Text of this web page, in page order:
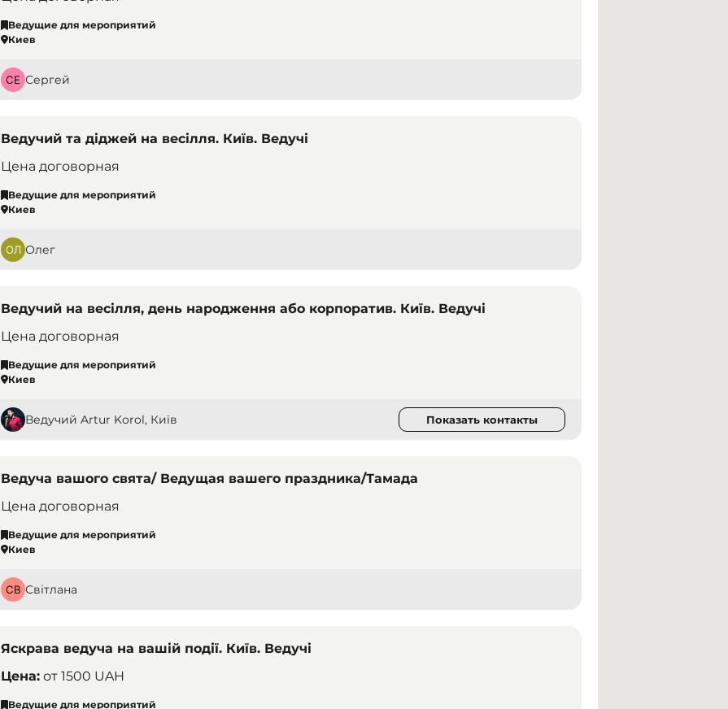
Ведущие для мероприятий
Киев
Сергей
Ведучий та діджей на весілля. Київ. Ведучі
Цена договорная
Ведущие для мероприятий
Киев
Олег
Ведучий на весілля, день народження або корпоратив. Київ. Ведучі
Цена договорная
Ведущие для мероприятий
Киев
Ведучий Artur Korol, Київ Показать контакты
Ведуча вашого свята/ Ведущая вашего праздника/Тамада
Цена договорная
Ведущие для мероприятий
Киев
Світлана
Яскрава ведуча на вашій події. Київ. Ведучі
Цена: от 1500 UAH
Ведущие для мероприятий